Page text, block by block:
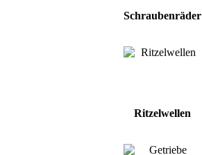
Schraubenräder
Ritzelwellen